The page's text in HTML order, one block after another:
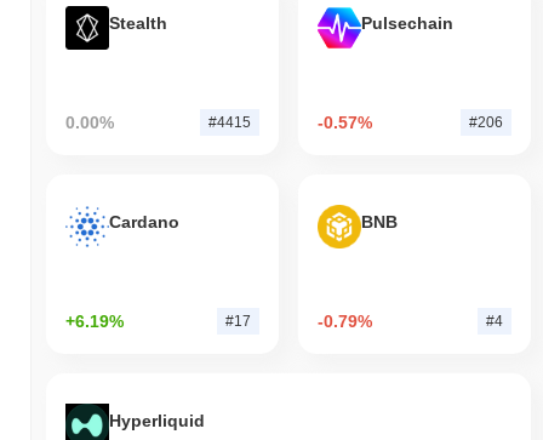
Stealth
0.00% #4415
Pulsechain
-0.57% #206
Cardano
+6.19% #17
BNB
-0.79% #4
Hyperliquid